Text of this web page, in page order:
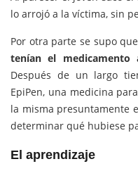
lo arrojó a la víctima, sin
Por otra parte se supo que
tenían el medicamento
Después de un largo
EpiPen, una medicina
la misma presuntamente
determinar qué hubiese
El aprendizaje